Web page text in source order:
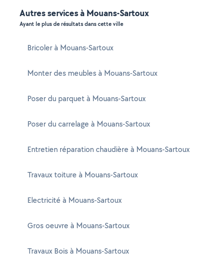
Autres services à Mouans-Sartoux
Ayant le plus de résultats dans cette ville
Bricoler à Mouans-Sartoux
Monter des meubles à Mouans-Sartoux
Poser du parquet à Mouans-Sartoux
Poser du carrelage à Mouans-Sartoux
Entretien réparation chaudière à Mouans-Sartoux
Travaux toiture à Mouans-Sartoux
Electricité à Mouans-Sartoux
Gros oeuvre à Mouans-Sartoux
Travaux Bois à Mouans-Sartoux